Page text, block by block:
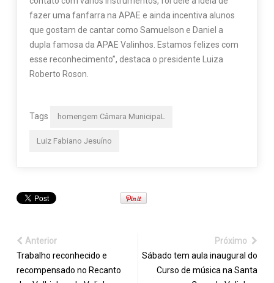
fazer uma fanfarra na APAE e ainda incentiva alunos
que gostam de cantar como Samuelson e Daniel a
dupla famosa da APAE Valinhos. Estamos felizes com
esse reconhecimento”, destaca o presidente Luiza
Roberto Roson.
Tags homengem Câmara MunicipaL
Luiz Fabiano Jesuíno
Anterior
Trabalho reconhecido e
recompensado no Recanto
Próximo
Sábado tem aula inaugural do
Curso de música na Santa